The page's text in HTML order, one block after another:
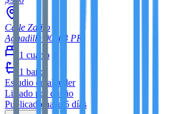
Calle Zafiro
Aguadilla 00603 PR
1 cuarto
1 baño
Estudio en alquiler
Listado por dueño
Publicado hace 5 días